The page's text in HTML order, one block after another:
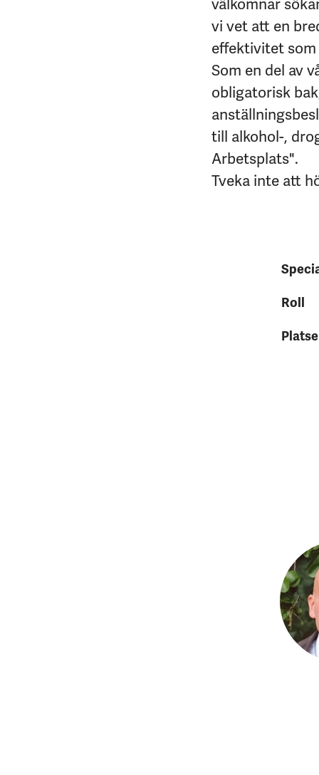
välkomnar
vi vet att en
effektivitet
Som en del av
obligatorisk
till alkohol-,
Arbetsplats".
Tveka inte att
Roll